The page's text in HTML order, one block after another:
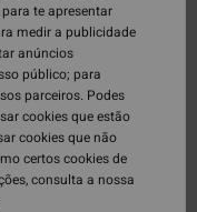
te apresentar
medir a publicidade
anúncios
público; para
parceiros. Podes
cookies que estão
cookies que não
certos cookies de
consulta a nossa